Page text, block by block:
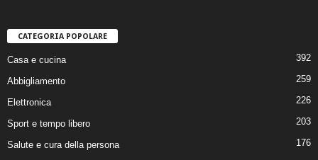
CATEGORIA POPOLARE
Casa e cucina 392
Abbigliamento 259
Elettronica 226
Sport e tempo libero 203
Salute e cura della persona
176